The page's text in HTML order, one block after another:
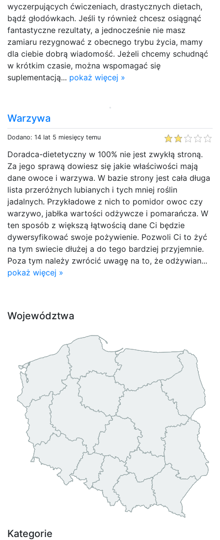
wyczerpujących ćwiczeniach, drastycznych dietach,
bądź głodówkach. Jeśli ty również chcesz osiągnąć
fantastyczne rezultaty, a jednocześnie nie masz
zamiaru rezygnować z obecnego trybu życia, mamy
dla ciebie dobrą wiadomość. Jeżeli chcemy schudnąć
w krótkim czasie, można wspomagać się
suplementacją... pokaż więcej »
Warzywa
Dodano: 14 lat 5 miesięcy temu
Doradca-dietetyczny w 100% nie jest zwykłą stroną.
Za jego sprawą dowiesz się jakie właściwości mają
dane owoce i warzywa. W bazie strony jest cała długa
lista przeróżnych lubianych i tych mniej roślin
jadalnych. Przykładowe z nich to pomidor owoc czy
warzywo, jabłka wartości odżywcze i pomarańcza. W
ten sposób z większą łątwością dane Ci będzie
dywersyfikować swoje pożywienie. Pozwoli Ci to żyć
na tym swiecie dłużej a do tego bardziej przyjemnie.
Poza tym należy zwrócić uwagę na to, że odżywian...
pokaż więcej »
Województwa
Kategorie